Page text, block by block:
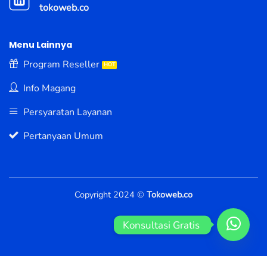
tokoweb.co
Menu Lainnya
Program Reseller
Info Magang
Persyaratan Layanan
Pertanyaan Umum
Copyright 2024 © Tokoweb.co
Konsultasi Gratis